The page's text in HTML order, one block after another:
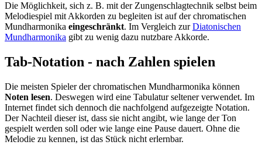
Die Möglichkeit, sich z. B. mit der Zungenschlagtechnik selbst beim
Melodiespiel mit Akkorden zu begleiten ist auf der chromatischen
Mundharmonika eingeschränkt. Im Vergleich zurDiatonischen
Mundharmonika gibt zu wenig dazu nutzbare Akkorde.
Tab-Notation - nach Zahlen spielen
Die meisten Spieler der chromatischen Mundharmonika können
Noten lesen. Deswegen wird eine Tabulatur seltener verwendet. Im
Internet findet sich dennoch die nachfolgend aufgezeigte Notation.
Der Nachteil dieser ist, dass sie nicht angibt, wie lange der Ton
gespielt werden soll oder wie lange eine Pause dauert. Ohne die
Melodie zu kennen, ist das Stück nicht erlernbar.